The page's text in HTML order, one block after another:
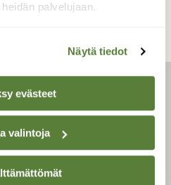
palvelujaan.
Näytä tiedot
evästeet
valintoja
LEHTI
Uusin lehti
Tilaa Suomen Luonto